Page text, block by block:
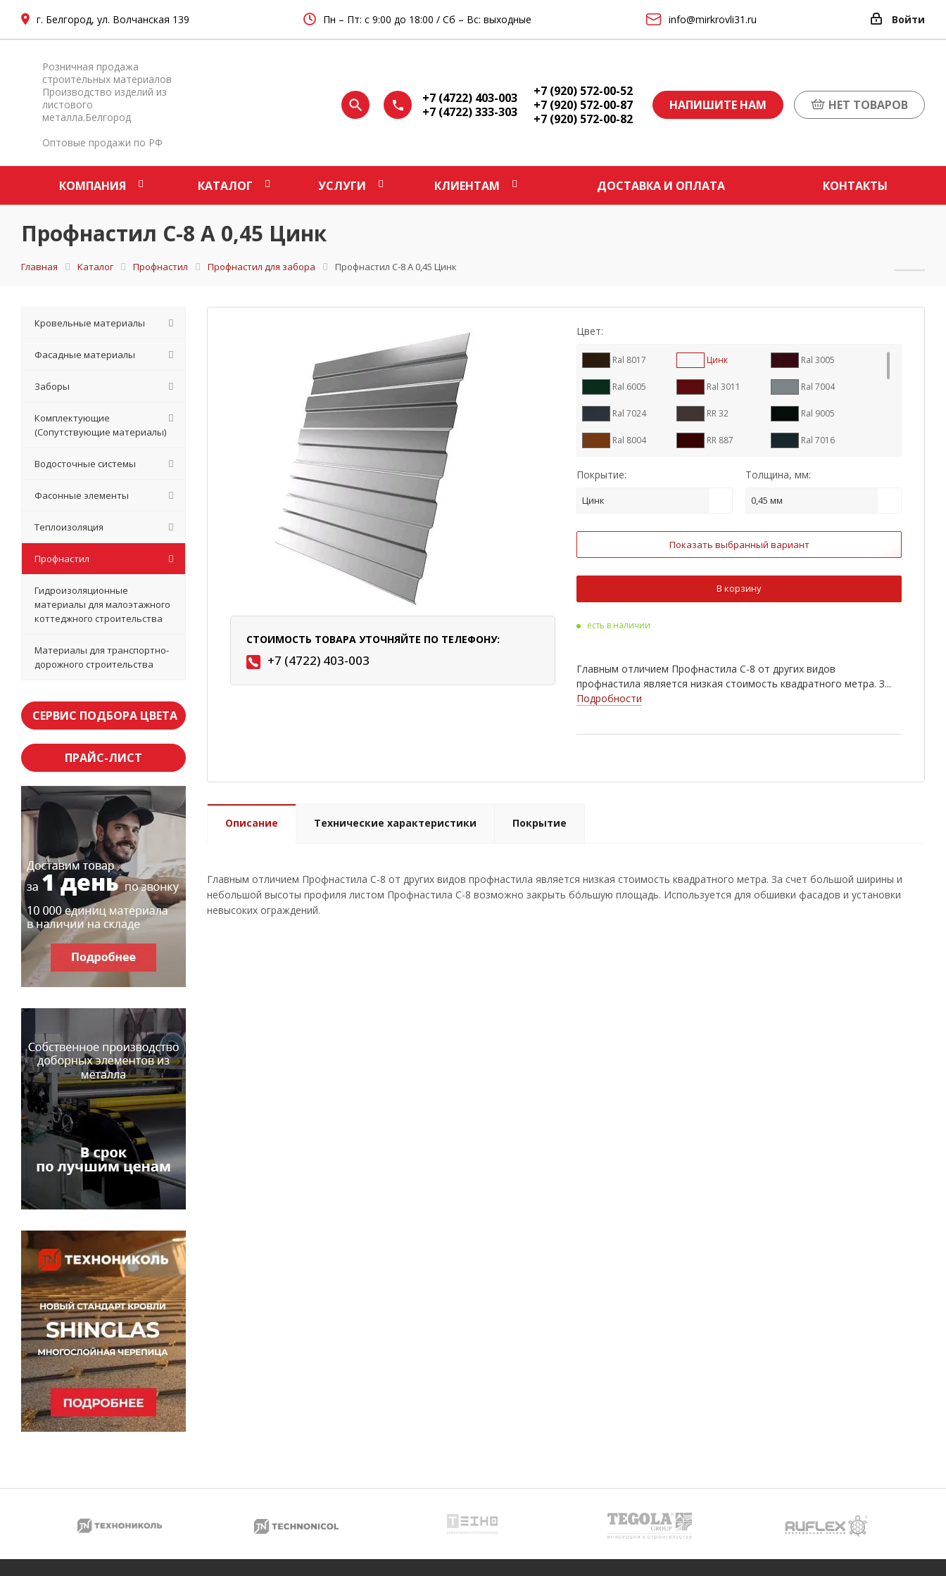
г. Белгород, ул. Волчанская 139 Пн – Пт: с 9:00 до 18:00 / Сб – Вс: выходные info@mirkrovli31.ru Войти
Розничная продажа
строительных материалов
Производство изделий из
листового
металла.Белгород
Оптовые продажи по РФ
+7 (4722) 403-003
+7 (4722) 333-303
+7 (920) 572-00-52
+7 (920) 572-00-87
+7 (920) 572-00-82
НАПИШИТЕ НАМ НЕТ ТОВАРОВ
КОМПАНИЯ КАТАЛОГ УСЛУГИ КЛИЕНТАМ ДОСТАВКА И ОПЛАТА КОНТАКТЫ
Профнастил С-8 А 0,45 Цинк
Главная Каталог Профнастил Профнастил для забора Профнастил С-8 А 0,45 Цинк
СТОИМОСТЬ ТОВАРА УТОЧНЯЙТЕ ПО ТЕЛЕФОНУ:
+7 (4722) 403-003
Цвет:
Ral 8017 Цинк Ral 3005
Ral 6005 Ral 3011 Ral 7004
Ral 7024 RR 32 Ral 9005
Ral 8004 RR 887 Ral 7016
Ral 2004 Ral 3003
Ral 5002 Ral 5021 Ral 6002
Ral 7005 Ral 1014 Ral 1018
RR 33
Ral 9006 Golden Dub Cherry Wood
Покрытие:
Цинк
Толщина, мм:
0,45 мм
Показать выбранный вариант
В корзину
есть в наличии
Главным отличием Профнастила С-8 от других видов
профнастила является низкая стоимость квадратного метра. З...
Подробности
Описание Технические характеристики Покрытие
Главным отличием Профнастила С-8 от других видов профнастила является низкая стоимость квадратного метра. За счет большой ширины и
небольшой высоты профиля листом Профнастила С-8 возможно закрыть бо́льшую площадь. Используется для обшивки фасадов и установки
невысоких ограждений.
Кровельные материалы
Фасадные материалы
Заборы
Комплектующие
(Сопутствующие материалы)
Водосточные системы
Фасонные элементы
Теплоизоляция
Профнастил
Гидроизоляционные
материалы для малоэтажного
коттеджного строительства
Материалы для транспортно-
дорожного строительства
СЕРВИС ПОДБОРА ЦВЕТА
ПРАЙС-ЛИСТ